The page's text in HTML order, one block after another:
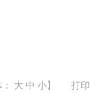
： 大 中 小】 打印